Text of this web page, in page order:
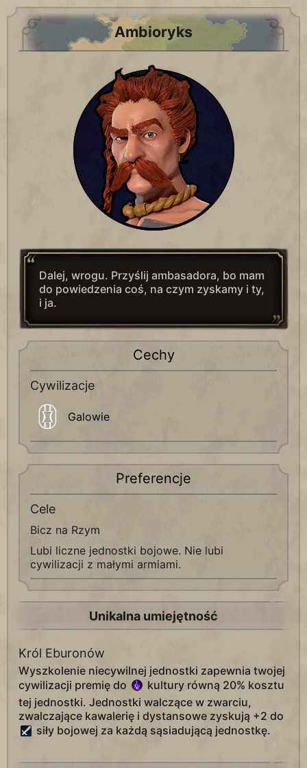
Ambioryks
Dalej, wrogu. Przyślij ambasadora, bo mam
do powiedzenia coś, na czym zyskamy i ty,
i ja.
Cechy
Cywilizacje
Galowie
Preferencje
Cele
Bicz na Rzym
Lubi liczne jednostki bojowe. Nie lubi
cywilizacji z małymi armiami.
Unikalna umiejętność
Król Eburonów
Wyszkolenie niecywilnej jednostki zapewnia twojej
cywilizacji premię do
kultury równą 20% kosztu
tej jednostki. Jednostki walczące w zwarciu,
zwalczające kawalerię i dystansowe zyskują +2 do
siły bojowej za każdą sąsiadującą jednostkę.